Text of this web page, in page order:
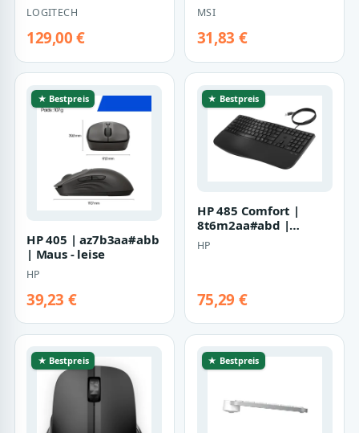
und Foliohülle - full
size
LOGITECH
129,00 €
43de311-y92 |
Tastatur-und-Maus-Set
MSI
31,83 €
★ Bestpreis
HP 405 | az7b3aa#abb
| Maus - leise
HP
39,23 €
★ Bestpreis
HP 485 Comfort |
8t6m2aa#abd |
Tastatur - mehrere
Geräte
HP
75,29 €
★ Bestpreis ★ Bestpreis